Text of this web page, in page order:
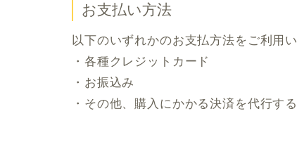
お支払い方法
以下のいずれかのお支払方法をご利用
・各種クレジットカード
・ お振込み
・その他、購入にかかる決済を代行す